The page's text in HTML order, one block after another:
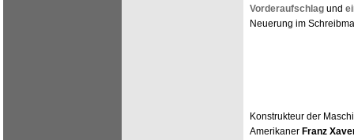
Vorderaufschlag und
Neuerung im
Konstrukteur der
Amerikaner Franz